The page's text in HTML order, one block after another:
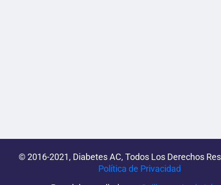
© 2016-2021, Diabetes AC, Todos Los Derechos
Política de Privacidad‌­